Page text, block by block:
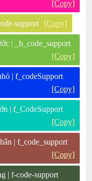
[Copy]
support [Copy]
| _b_code_support
[Copy]
| f_codeSupport
[Copy]
| f_CodeSupport
[Copy]
| f_code_support
[Copy]
| f-code-support